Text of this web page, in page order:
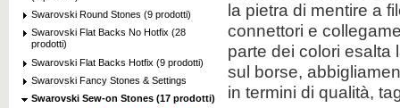
Swarovski Round Stones (9 prodotti)
Swarovski Flat Backs No Hotfix (28
prodotti)
Swarovski Flat Backs Hotfix (9 prodotti)
Swarovski Fancy Stones & Settings
Swarovski Sew-on Stones (17 prodotti)
la pietra di mentire a
connettori e
parte dei colori esalta
sul borse,
in termini di qualità,